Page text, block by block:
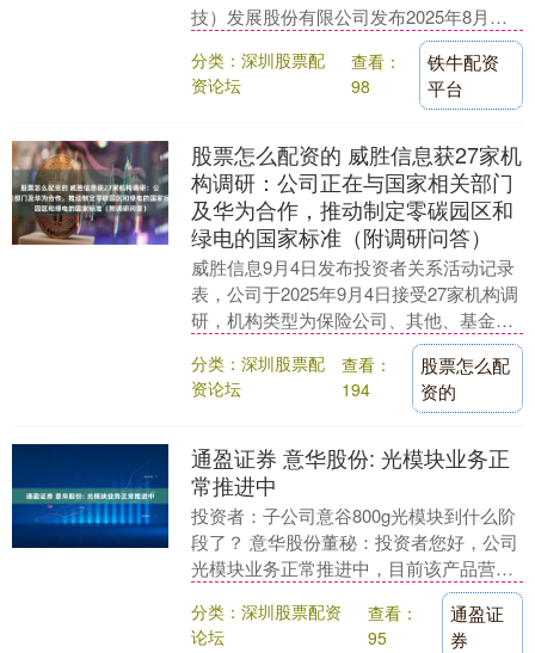
技）发展股份有限公司发布2025年8月生
猪销售简报。公告显示，公司2025....
分类：深圳股票配
资论坛
查看：
98
铁牛配资
平台
股票怎么配资的 威胜信息获27家机
构调研：公司正在与国家相关部门
及华为合作，推动制定零碳园区和
绿电的国家标准（附调研问答）
威胜信息9月4日发布投资者关系活动记录
表，公司于2025年9月4日接受27家机构调
研，机构类型为保险公司、其他、基金公
司、海外机构、证券公司、阳光私募机
构。 投....
分类：深圳股票配
资论坛
查看：
194
股票怎么配
资的
通盈证券 意华股份: 光模块业务正
常推进中
投资者：子公司意谷800g光模块到什么阶
段了？ 意华股份董秘：投资者您好，公司
光模块业务正常推进中，目前该产品营收
占比较小，感谢关注。 以上内容为证券之
星据公开....
分类：深圳股票配资
论坛
查看：
95
通盈证
券